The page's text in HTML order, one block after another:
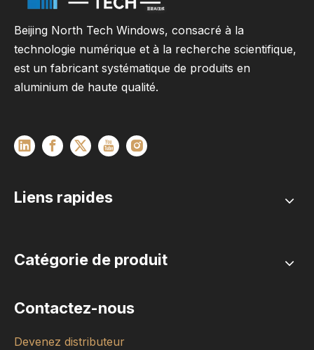
Beijing North Tech Windows, consacré à la
technologie numérique et à la recherche scientifique,
est un fabricant systématique de produits en
aluminium de haute qualité.
Liens rapides
Catégorie de produit
Contactez-nous
Devenez distributeur